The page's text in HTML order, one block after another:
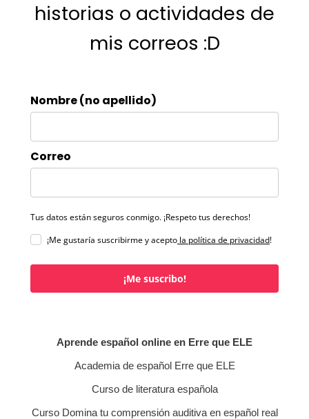
historias o actividades de
mis correos :D
Nombre (no apellido)
Correo
Tus datos están seguros conmigo. ¡Respeto tus derechos!
¡Me gustaría suscribirme y acepto la política de privacidad!
¡Me suscribo!
Aprende español online en Erre que ELE
Academia de español Erre que ELE
Curso de literatura española
Curso Domina tu comprensión auditiva en español real